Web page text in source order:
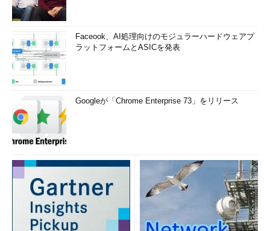
Faceook、AI処理向けのモジュラーハードウェアプ
ラットフォームとASICを発表
Googleが「Chrome Enterprise 73」をリリース